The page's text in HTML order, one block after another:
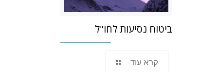
ביטוח נסיעות לחו"ל
קרא עוד